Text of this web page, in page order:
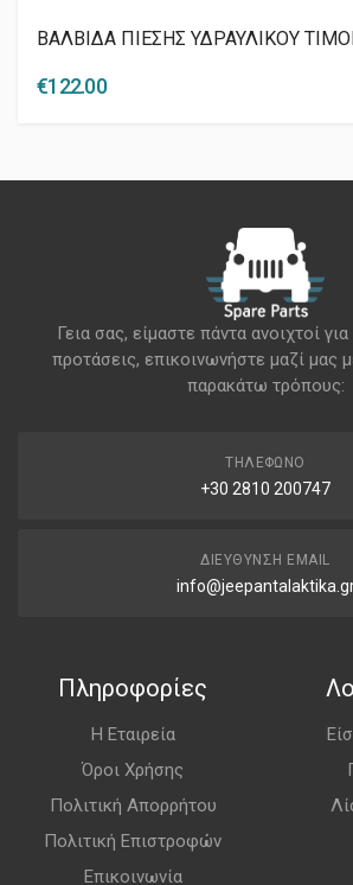
ΒΑΛΒΙΔΑ ΠΙΕΣΗΣ ΥΔΡΑΥΛΙΚΟΥ
€122.00
Γεια σας, είμαστε πάντα ανοιχτοί
προτάσεις, επικοινωνήστε μαζί μας
παρακάτω τρόπους:
ΤΗΛΈΦΩΝΟ
+30 2810 200747
ΔΙΕΎΘΥΝΣΗ EMAIL
Πληροφορίες
Η Εταιρεία
Όροι Χρήσης
Πολιτική Απορρήτου
Πολιτική Επιστροφών
Επικοινωνία